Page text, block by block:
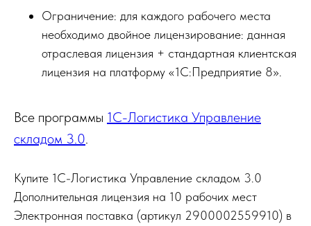
Ограничение: для каждого рабочего места
необходимо двойное лицензирование: данная
отраслевая лицензия + стандартная клиентская
лицензия на платформу «1С:Предприятие 8».
Все программы 1С-Логистика Управление
складом 3.0.
Купите 1С-Логистика Управление складом 3.0
Дополнительная лицензия на 10 рабочих мест
Электронная поставка (артикул 2900002559910) в